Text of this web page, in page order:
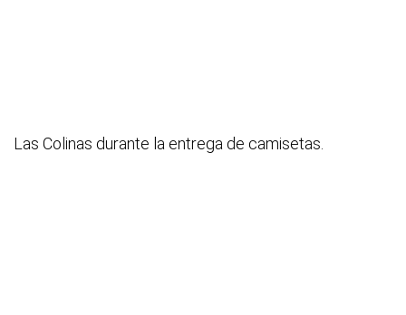
Las Colinas durante la entrega de camisetas.